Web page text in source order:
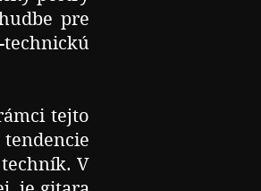
pre
tejto
​V